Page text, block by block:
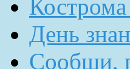
День
Сообщи,